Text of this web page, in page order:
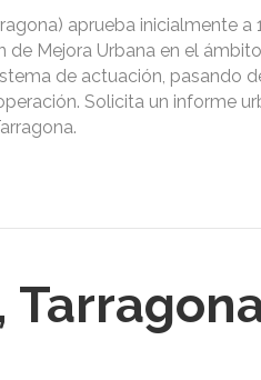
aprueba inicialmente a
de Mejora Urbana en el
de actuación, pasando
Solicita un informe